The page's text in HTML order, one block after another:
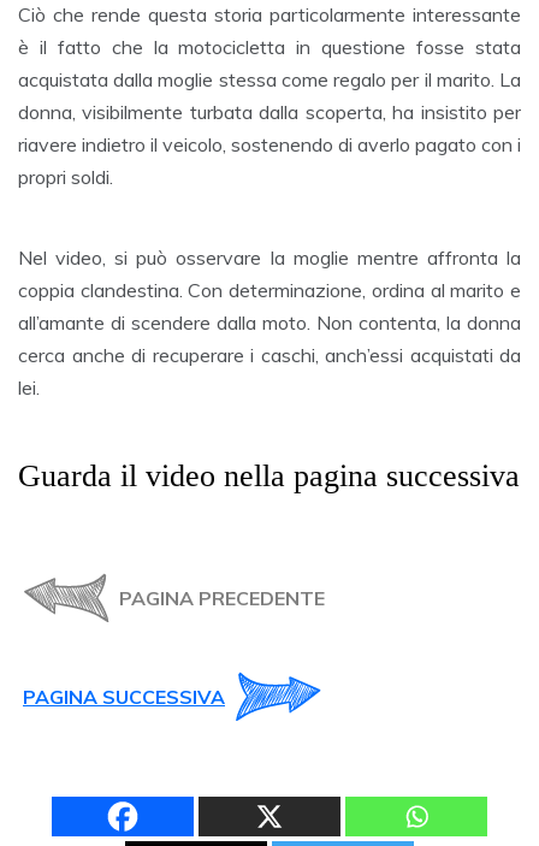
Ciò che rende questa storia particolarmente interessante
è il fatto che la motocicletta in questione fosse stata
acquistata dalla moglie stessa come regalo per il marito. La
donna, visibilmente turbata dalla scoperta, ha insistito per
riavere indietro il veicolo, sostenendo di averlo pagato con i
propri soldi
Nel video, si può osservare la moglie mentre affronta la
coppia clandestina. Con determinazione, ordina al marito e
all’amante di scendere dalla moto. Non contenta, la donna
cerca anche di recuperare i caschi, anch’essi acquistati da
lei
Guarda il video nella pagina successiva
PAGINA PRECEDENTE
PAGINA SUCCESSIVA